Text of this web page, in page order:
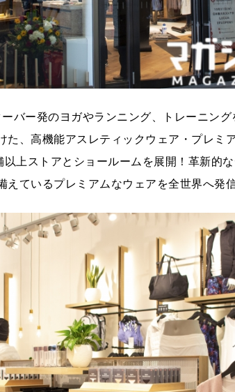
バー発のヨガやランニング、トレーニン
た、高機能アスレティックウェア・プレミ
上ストアとショールームを展開！革新的
えているプレミアムなウェアを全世界へ発